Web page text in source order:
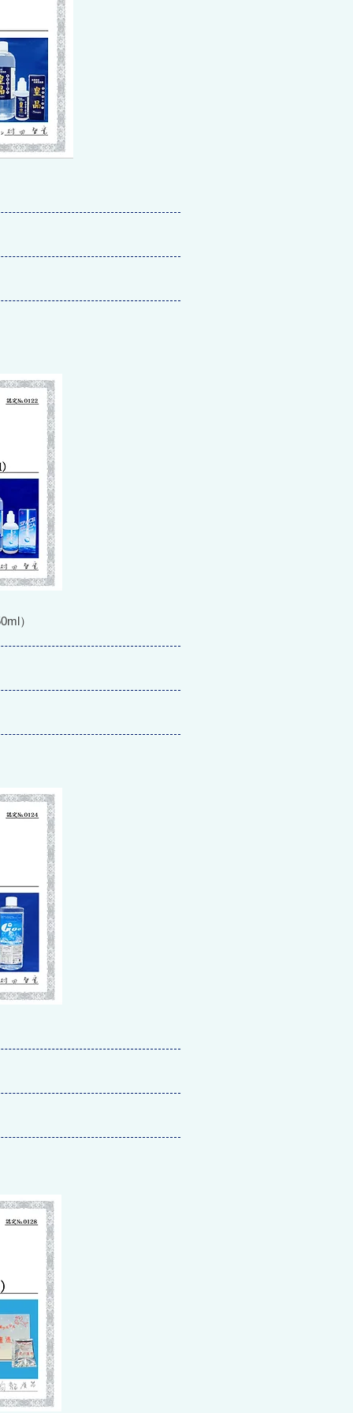
）